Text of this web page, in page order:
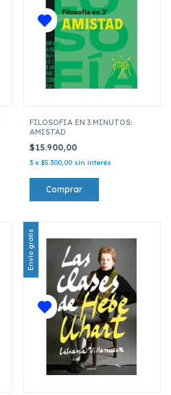
FILOSOFIA EN 3 MINUTOS:
AMISTAD
$15.900,00
3 x $5.300,00 sin interés
Envío gratis